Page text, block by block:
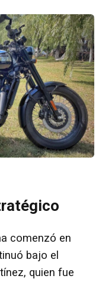
comenzó en
bajo el
quien fue